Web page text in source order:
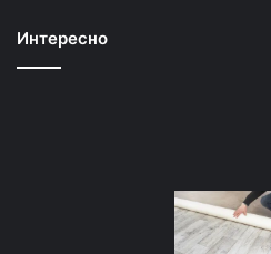
Интересно